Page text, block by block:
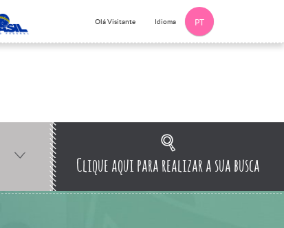
Olá Visitante Idioma PT
Clique aqui para realizar a sua busca